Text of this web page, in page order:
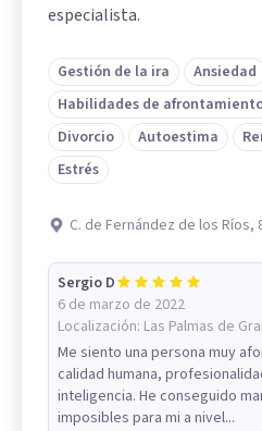
especialista.
Gestión de la ira Ansiedad
Habilidades de
Divorcio
Autoestima
Estrés
C. de Fernández de los Ríos,
Sergio D
6 de marzo de 2022
Localización: Las Palmas de
Me siento una persona muy
calidad humana,
inteligencia. He conseguido
imposibles para mi a nivel...